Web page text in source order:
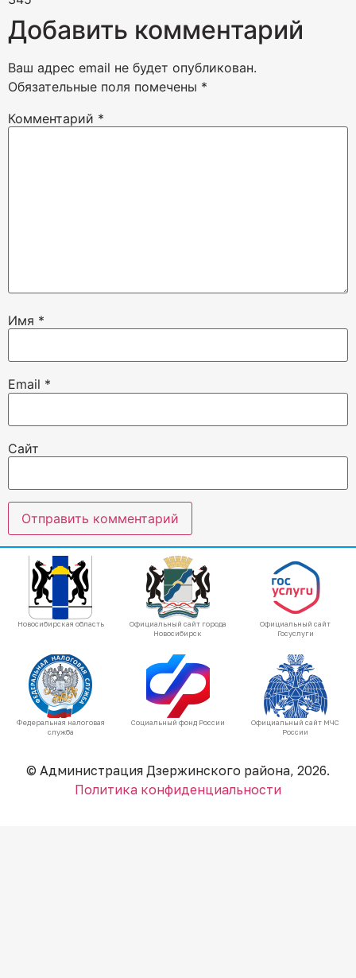
Добавить комментарий
Ваш адрес email не будет опубликован.
Обязательные поля помечены *
Комментарий *
Имя *
Email *
Сайт
Новосибирская область
Официальный сайт города
Новосибирск
Официальный сайт
Госуслуги
Федеральная налоговая
служба
Социальный фонд России
Официальный сайт МЧС
России
© Администрация Дзержинского района, 2026.
Политика конфиденциальности